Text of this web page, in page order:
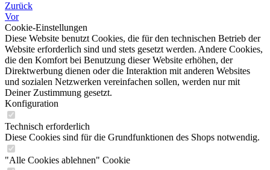
Zurück
Vor
Cookie-Einstellungen
Diese Website benutzt Cookies, die für den technischen Betrieb der
Website erforderlich sind und stets gesetzt werden. Andere Cookies,
die den Komfort bei Benutzung dieser Website erhöhen, der
Direktwerbung dienen oder die Interaktion mit anderen Websites
und sozialen Netzwerken vereinfachen sollen, werden nur mit
Deiner Zustimmung gesetzt.
Konfiguration
Technisch erforderlich
Diese Cookies sind für die Grundfunktionen des Shops notwendig.
"Alle Cookies ablehnen" Cookie